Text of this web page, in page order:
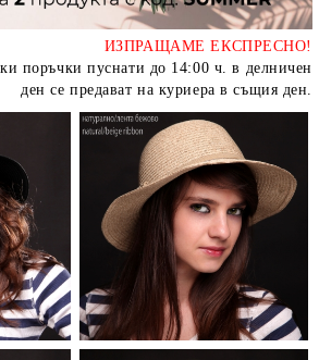
ИЗПРАЩАМЕ ЕКСПРЕСНО!
поръчки пуснати до 14:00 ч. в делничен
ден се предават на куриера в същия ден.